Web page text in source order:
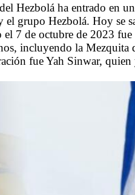
Hezbolá ha entrado en
grupo Hezbolá. Hoy se
7 de octubre de 2023
incluyendo la
fue Yah Sinwar,